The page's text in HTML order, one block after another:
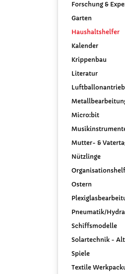
Forschung &
Garten
Haushaltshelfer
Kalender
Krippenbau
Literatur
Luftballonantrieb
Micro:bit
Mutter- &
Nützlinge
Ostern
Pneumatik/
Schiffsmodelle
Solartechnik -
Spiele
Textile